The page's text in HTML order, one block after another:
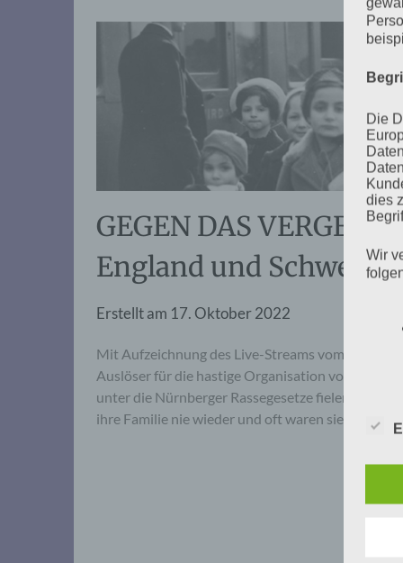
GEGEN DAS
England und
Erstellt am 17. Oktober 2022
Mit Aufzeichnung des Live-Streams vom 03.
Auslöser für die hastige Organisation von
unter die Nürnberger Rassegesetze fielen, der
ihre Familie nie wieder und oft waren sie die
Die
dies
Wir